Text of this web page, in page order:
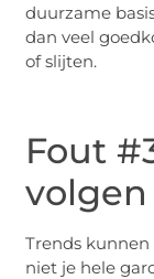
duurzame
dan veel
of slijten.
Fout
volgen
Trends
niet je hele